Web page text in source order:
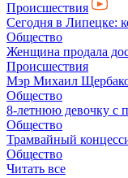
Происшествия
Сегодня в Липецке:
Общество
Женщина продала
Происшествия
Мэр Михаил
Общество
8-летнюю девочку с
Общество
Трамвайный
Общество
Читать все